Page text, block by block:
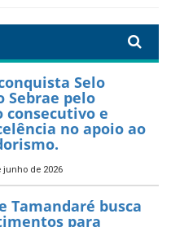
— Prefeitura
gratuito
de 2025
Aldir Blanc
tem Plano de
(PAR)